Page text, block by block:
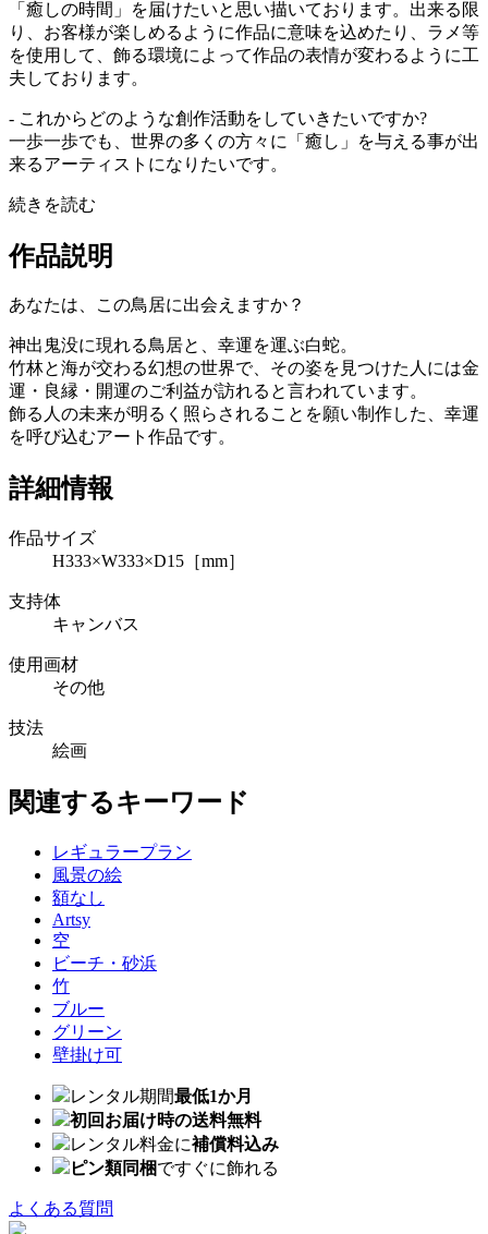
「癒しの時間」を届けたいと思い描いております。出来る限
り、お客様が楽しめるように作品に意味を込めたり、ラメ等
を使用して、飾る環境によって作品の表情が変わるように工
夫しております。
- これからどのような創作活動をしていきたいですか?
一歩一歩でも、世界の多くの方々に「癒し」を与える事が出
来るアーティストになりたいです。
続きを読む
作品説明
あなたは、この鳥居に出会えますか？
神出鬼没に現れる鳥居と、幸運を運ぶ白蛇。
竹林と海が交わる幻想の世界で、その姿を見つけた人には金
運・良縁・開運のご利益が訪れると言われています。
飾る人の未来が明るく照らされることを願い制作した、幸運
を呼び込むアート作品です。
詳細情報
作品サイズ
H333×W333×D15［mm］
支持体
キャンバス
使用画材
その他
技法
絵画
関連するキーワード
レギュラープラン
風景の絵
額なし
Artsy
空
ビーチ・砂浜
竹
ブルー
グリーン
壁掛け可
レンタル期間最低1か月
初回お届け時の送料無料
レンタル料金に補償料込み
ピン類同梱ですぐに飾れる
よくある質問